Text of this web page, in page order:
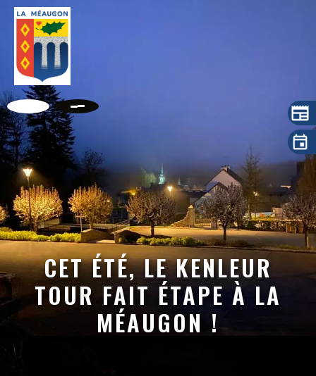
CET ÉTÉ, LE KENLEUR
TOUR FAIT ÉTAPE À LA
MÉAUGON !